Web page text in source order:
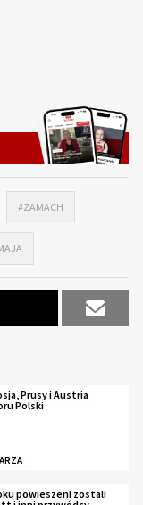
#ZAMACH
Prusy i Austria
Polski
powieszeni zostali